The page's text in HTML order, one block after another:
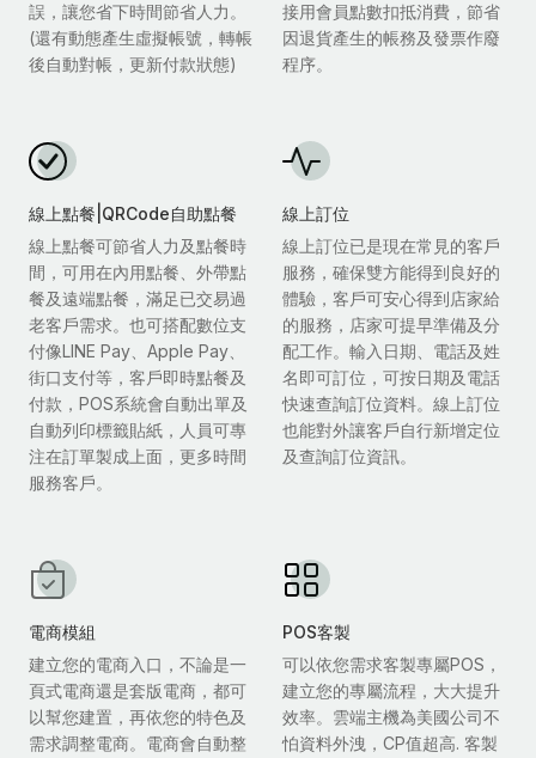
誤，讓您省下時間節省人力。
(還有動態產生虛擬帳號，轉帳
後自動對帳，更新付款狀態)
接用會員點數扣抵消費，節省
因退貨產生的帳務及發票作廢
程序。
線上點餐|QRCode自助點餐
線上點餐可節省人力及點餐時
間，可用在內用點餐、外帶點
餐及遠端點餐，滿足已交易過
老客戶需求。也可搭配數位支
付像LINE Pay、Apple Pay、
街口支付等，客戶即時點餐及
付款，POS系統會自動出單及
自動列印標籤貼紙，人員可專
注在訂單製成上面，更多時間
服務客戶。
線上訂位
線上訂位已是現在常見的客戶
服務，確保雙方能得到良好的
體驗，客戶可安心得到店家給
的服務，店家可提早準備及分
配工作。輸入日期、電話及姓
名即可訂位，可按日期及電話
快速查詢訂位資料。線上訂位
也能對外讓客戶自行新增定位
及查詢訂位資訊。
電商模組
建立您的電商入口，不論是一
頁式電商還是套版電商，都可
以幫您建置，再依您的特色及
需求調整電商。電商會自動整
POS客製
可以依您需求客製專屬POS，
建立您的專屬流程，大大提升
效率。雲端主機為美國公司不
怕資料外洩，CP值超高. 客製